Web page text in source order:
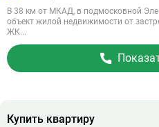
В 38 км от МКАД, в подмосковной
объект жилой недвижимости от
ЖК...
Купить квартиру